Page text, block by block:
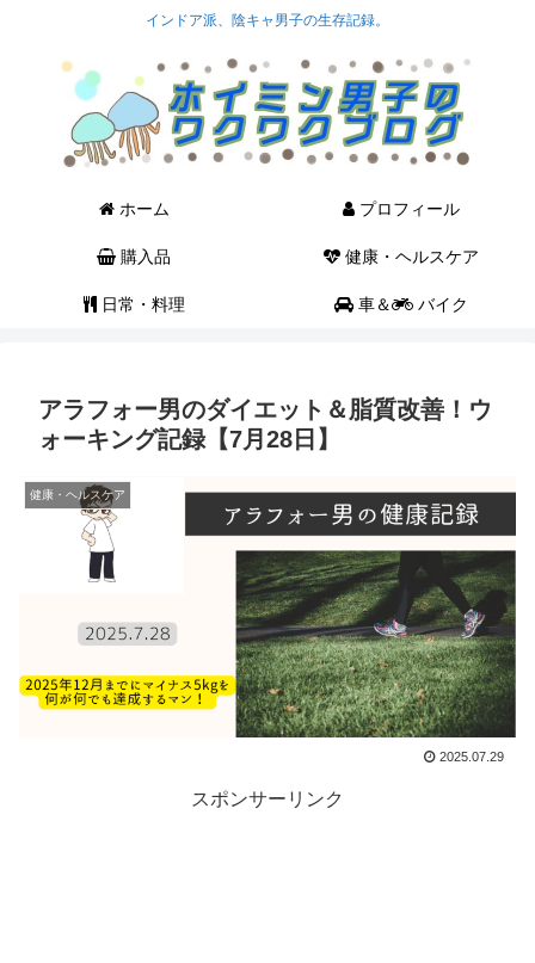
インドア派、陰キャ男子の生存記録。
ホーム プロフィール
購入品 健康・ヘルスケア
日常・料理 車＆ バイク
アラフォー男のダイエット＆脂質改善！ウ
ォーキング記録【7月28日】
健康・ヘルスケア
2025.07.29
スポンサーリンク